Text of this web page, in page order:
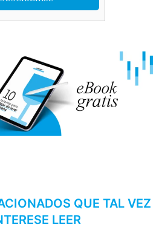
QUE TAL VEZ
LEER